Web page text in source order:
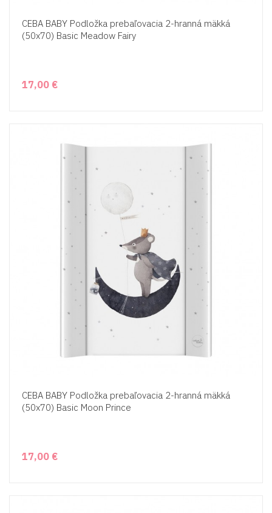
CEBA BABY Podložka prebaľovacia 2-hranná mäkká
(50x70) Basic Meadow Fairy
17,00 €
CEBA BABY Podložka prebaľovacia 2-hranná mäkká
(50x70) Basic Moon Prince
17,00 €